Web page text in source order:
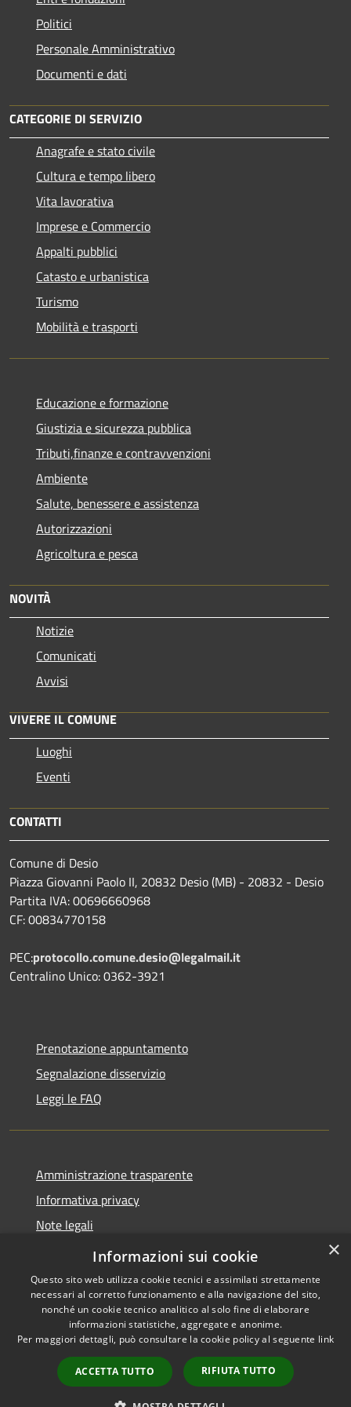
Politici
Personale Amministrativo
Documenti e dati
CATEGORIE DI SERVIZIO
Anagrafe e stato civile
Cultura e tempo libero
Vita lavorativa
Imprese e Commercio
Appalti pubblici
Catasto e urbanistica
Turismo
Mobilità e trasporti
Educazione e formazione
Giustizia e sicurezza pubblica
Tributi,finanze e contravvenzioni
Ambiente
Salute, benessere e assistenza
Autorizzazioni
Agricoltura e pesca
NOVITÀ
Notizie
Comunicati
Avvisi
VIVERE IL COMUNE
Luoghi
Eventi
CONTATTI
Comune di Desio
Piazza Giovanni Paolo II, 20832 Desio (MB) - 20832 - Desio
Partita IVA: 00696660968
CF: 00834770158
PEC:protocollo.comune.desio@legalmail.it
Centralino Unico: 0362-3921
Prenotazione appuntamento
Segnalazione disservizio
Leggi le FAQ
Amministrazione trasparente
Informativa privacy
Note legali
Dichiarazione di accessibilità
Accessibilità
Copyright © 2026 • Comune di
Desio • Powered by
Municipium•
Accesso
redazione
×
Informazioni sui cookie
Questo sito web utilizza cookie tecnici e assimilati strettamente
necessari al corretto funzionamento e alla navigazione del sito,
nonché un cookie tecnico analitico al solo fine di elaborare
informazioni statistiche, aggregate e anonime.
Per maggiori dettagli, può consultare la cookie policy al seguente link
ACCETTA TUTTO RIFIUTA TUTTO